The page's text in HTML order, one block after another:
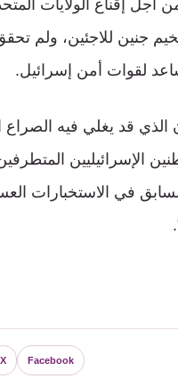
أجل إقناع الولايات
للاجئين، ولم تحقق
لقوات أمن إسرائيل.
قد يغلي فيه الصراع
الإسرائيليين
في الاستخبارات
Facebook
X